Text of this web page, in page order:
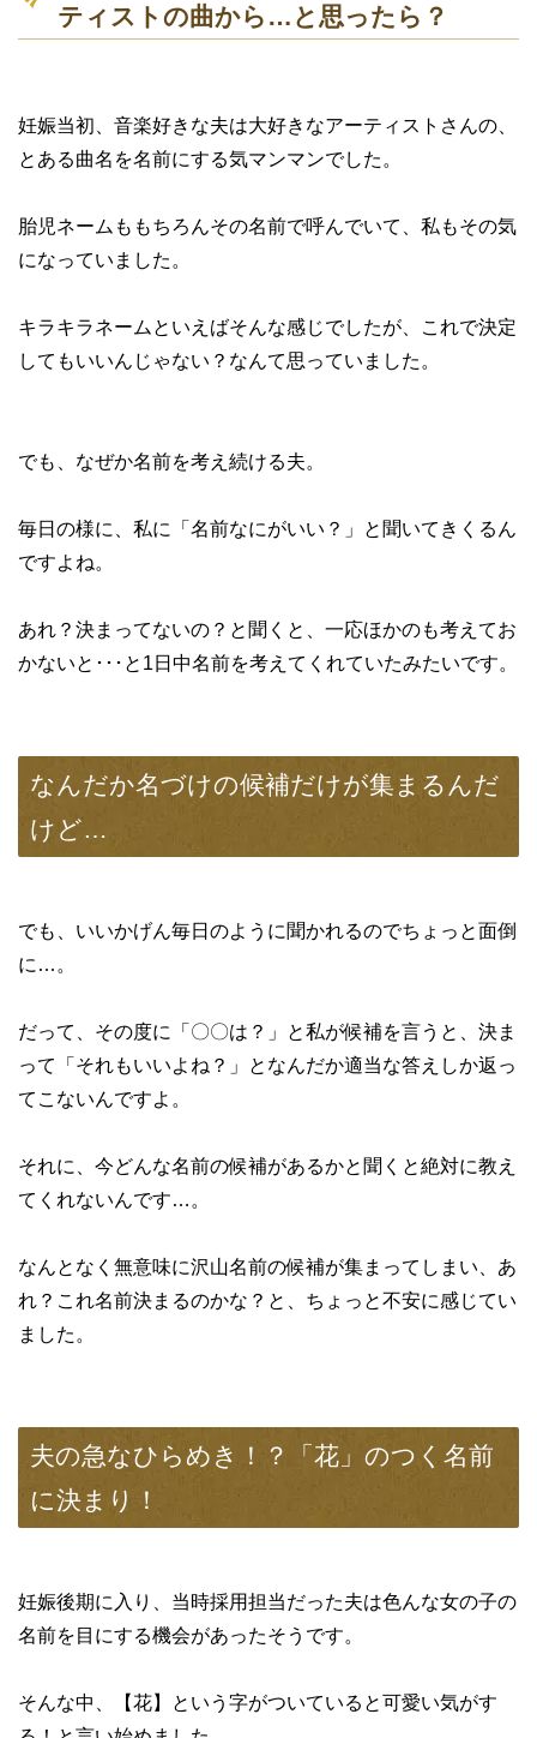
ティストの曲から…と思ったら？
妊娠当初、音楽好きな夫は大好きなアーティストさんの、
とある曲名を名前にする気マンマンでした。
胎児ネームももちろんその名前で呼んでいて、私もその気
になっていました。
キラキラネームといえばそんな感じでしたが、これで決定
してもいいんじゃない？なんて思っていました。
でも、なぜか名前を考え続ける夫。
毎日の様に、私に「名前なにがいい？」と聞いてきくるん
ですよね。
あれ？決まってないの？と聞くと、一応ほかのも考えてお
かないと･･･と1日中名前を考えてくれていたみたいです。
なんだか名づけの候補だけが集まるんだ
けど…
でも、いいかげん毎日のように聞かれるのでちょっと面倒
に…。
だって、その度に「〇〇は？」と私が候補を言うと、決ま
って「それもいいよね？」となんだか適当な答えしか返っ
てこないんですよ。
それに、今どんな名前の候補があるかと聞くと絶対に教え
てくれないんです…。
なんとなく無意味に沢山名前の候補が集まってしまい、あ
れ？これ名前決まるのかな？と、ちょっと不安に感じてい
ました。
夫の急なひらめき！？「花」のつく名前
に決まり！
妊娠後期に入り、当時採用担当だった夫は色んな女の子の
名前を目にする機会があったそうです。
そんな中、【花】という字がついていると可愛い気がす